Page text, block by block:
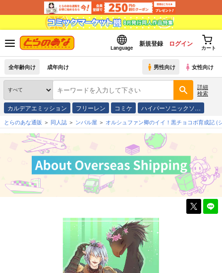
Language
新規登録 ログイン
カート
全年齢向け 成年向け 男性向け 女性向け
詳細
検索
カルデアエミッション フリーレン コミケ ハイパーソニックソ…
とらのあな通販 同人誌 ンバル屋 オルシュファン卿のイイ！黒チョコボ育成記 (